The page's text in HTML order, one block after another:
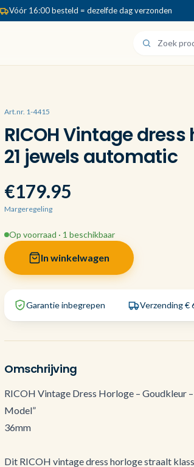
Vóór 16:00 besteld = dezelfde dag verzonden
Art.nr. 1-4415
RICOH Vintage
21 jewels automatic
€179.95
Margeregeling
Op voorraad · 1 beschikbaar
In winkelwagen
Garantie inbegrepen Verzending €
Omschrijving
RICOH Vintage Dress Horloge – Goudkleur
Model”
36mm
Dit RICOH vintage dress horloge straalt